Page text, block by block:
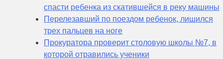
спасти ребенка из скатившейся в реку машины
Перелезавший по поездом ребенок, лишился
трех пальцев на ноге
Прокуратора проверит столовую школы №7, в
которой отравились ученики